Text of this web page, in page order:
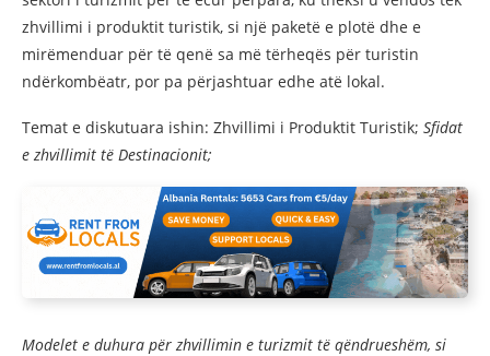
zhvillimi i produktit turistik, si një paketë e plotë dhe e
mirëmenduar për të qenë sa më tërheqës për turistin
ndërkombëatr, por pa përjashtuar edhe atë lokal.
Temat e diskutuara ishin: Zhvillimi i Produktit Turistik; Sfidat
e zhvillimit të Destinacionit;
Modelet e duhura për zhvillimin e turizmit të qëndrueshëm, si